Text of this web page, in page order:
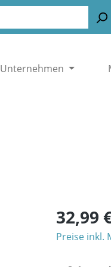
Unternehmen
32,99
Preise inkl.